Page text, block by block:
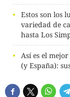
Estos son los
variedad de
hasta Los
Así es el
(y España):